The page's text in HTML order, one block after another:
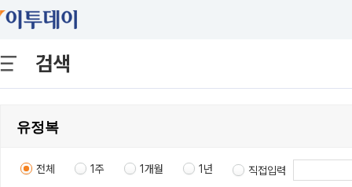
검색
전체 1주 1개월 1년 직접입력